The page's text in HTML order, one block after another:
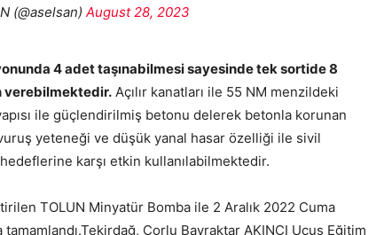
(@aselsan) August 28, 2023
4 adet taşınabilmesi sayesinde tek sortide 8
verebilmektedir. Açılır kanatları ile 55 NM menzildeki
ile güçlendirilmiş betonu delerek betonla korunan
yeteneği ve düşük yanal hasar özelliği ile sivil
karşı etkin kullanılabilmektedir.
TOLUN Minyatür Bomba ile 2 Aralık 2022 Cuma
Çorlu Bayraktar AKINCI Uçuş Eğitim